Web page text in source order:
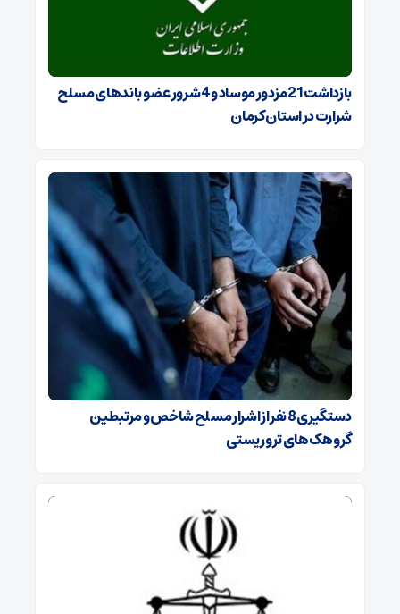
بازداشت 21مزدور موساد و 4 شرور عضو باندهای مسلح
شرارت در استان کرمان
دستگیری 8 نفر از اشرار مسلح شاخص و مرتبطین
گروهک‌های تروریستی